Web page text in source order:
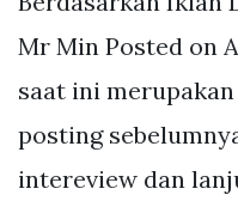
Mr Min Posted on
saat ini
posting
intereview dan